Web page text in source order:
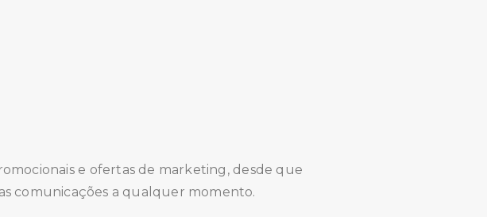
e ofertas de marketing, desde que
comunicações a qualquer momento.